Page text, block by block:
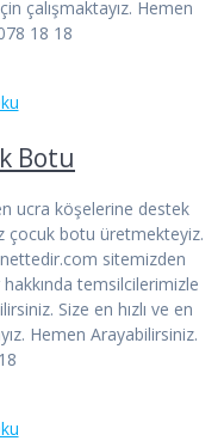
çalışmaktayız. Hemen
18 18
Botu
ucra köşelerine destek
çocuk botu üretmekteyiz.
sitemizden
temsilcilerimizle
Size en hızlı ve en
Hemen Arayabilirsiniz.